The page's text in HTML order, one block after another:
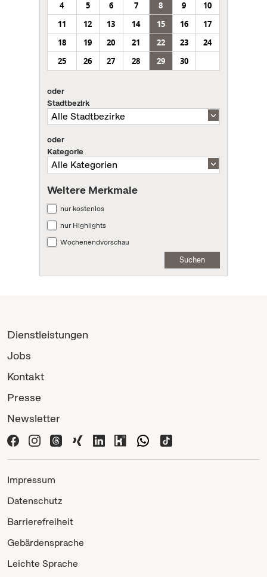
4
5 6 7 8 9
10
11
12 13 14 15 16
17
18
19 20 21 22 23
24
25
26 27 28 29 30
oder
Stadtbezirk
oder
Kategorie
Weitere Merkmale
nur kostenlos
nur Highlights
Wochenendvorschau
Suchen
Dienstleistungen
Jobs
Kontakt
Presse
Newsletter
Impressum
Datenschutz
Barrierefreiheit
Gebärdensprache
Leichte Sprache